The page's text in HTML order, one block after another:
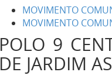
MOVIMENTO
MOVIMENTO
POLO 9
DE JARDIM